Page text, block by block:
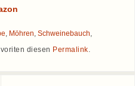
, Möhren, Schweinebauch,
diesen Permalink.